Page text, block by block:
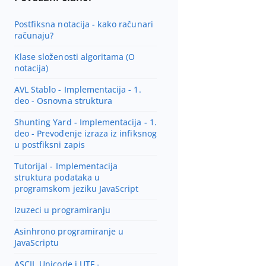
Č
L
A
N
I
Postfiksna notacija - kako računari
računaju?
Klase složenosti algoritama (O
notacija)
AVL Stablo - Implementacija - 1.
deo - Osnovna struktura
Shunting Yard - Implementacija - 1.
deo - Prevođenje izraza iz infiksnog
u postfiksni zapis
Tutorijal - Implementacija
struktura podataka u
programskom jeziku JavaScript
Izuzeci u programiranju
Asinhrono programiranje u
JavaScriptu